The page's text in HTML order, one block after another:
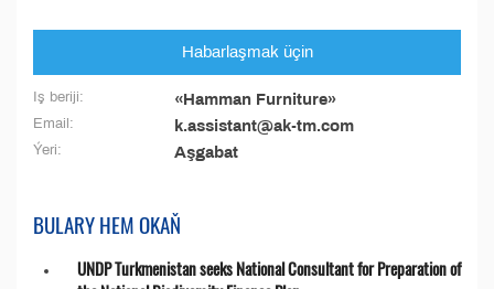
Habarlaşmak üçin
Iş beriji: «Hamman Furniture»
Email: k.assistant@ak-tm.com
Ýeri: Aşgabat
BULARY HEM OKAŇ
UNDP Turkmenistan seeks National Consultant for Preparation of